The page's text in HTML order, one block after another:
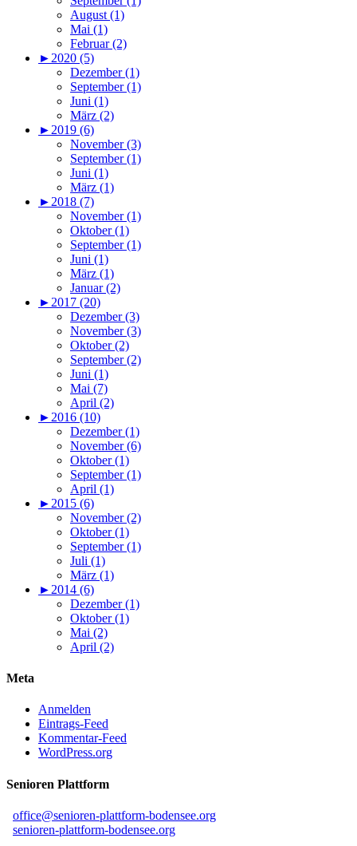
August (1)
Mai (1)
Februar (2)
► 2020 (5)
Dezember (1)
September (1)
Juni (1)
März (2)
► 2019 (6)
November (3)
September (1)
Juni (1)
März (1)
► 2018 (7)
November (1)
Oktober (1)
September (1)
Juni (1)
März (1)
Januar (2)
► 2017 (20)
Dezember (3)
November (3)
Oktober (2)
September (2)
Juni (1)
Mai (7)
April (2)
► 2016 (10)
Dezember (1)
November (6)
Oktober (1)
September (1)
April (1)
► 2015 (6)
November (2)
Oktober (1)
September (1)
Juli (1)
März (1)
► 2014 (6)
Dezember (1)
Oktober (1)
Mai (2)
April (2)
Meta
Anmelden
Eintrags-Feed
Kommentar-Feed
WordPress.org
Senioren Plattform
office@senioren-plattform-bodensee.org
senioren-plattform-bodensee.org